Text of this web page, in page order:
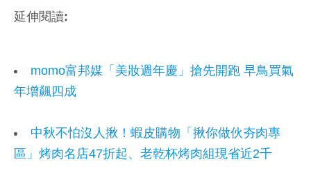
延伸閱讀:
momo富邦媒「美妝週年慶」搶先開跑 早鳥買氣
年增飆四成
中秋不怕沒人揪！蝦皮購物「揪你做伙夯肉專
區」烤肉名店47折起、老乾杯烤肉組現省近2千